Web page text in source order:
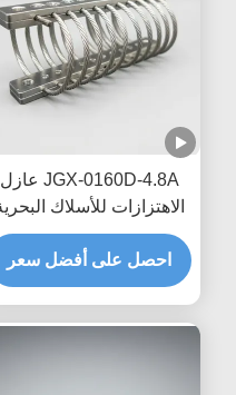
JGX-0160D-4.8A عازل
الاهتزازات للأسلاك البحرية
البحرية الخالية من الصيانة
احصل على أفضل سعر